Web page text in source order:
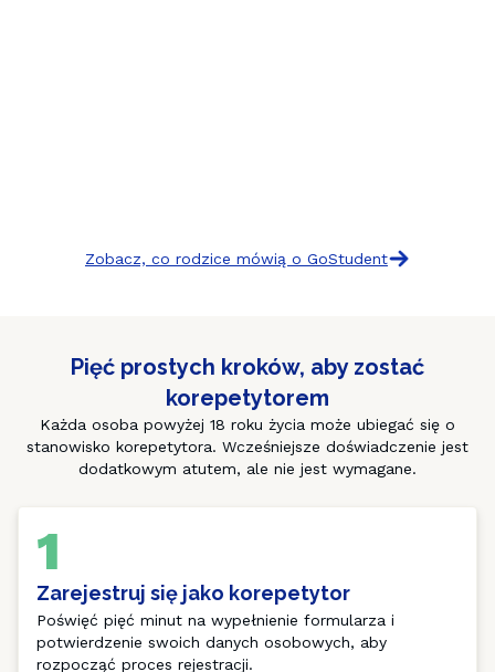
Zobacz, co rodzice mówią o GoStudent
Pięć prostych kroków, aby zostać
korepetytorem
Każda osoba powyżej 18 roku życia może ubiegać się o
stanowisko korepetytora. Wcześniejsze doświadczenie jest
dodatkowym atutem, ale nie jest wymagane.
1
Zarejestruj się jako korepetytor
Poświęć pięć minut na wypełnienie formularza i
potwierdzenie swoich danych osobowych, aby
rozpocząć proces rejestracji.